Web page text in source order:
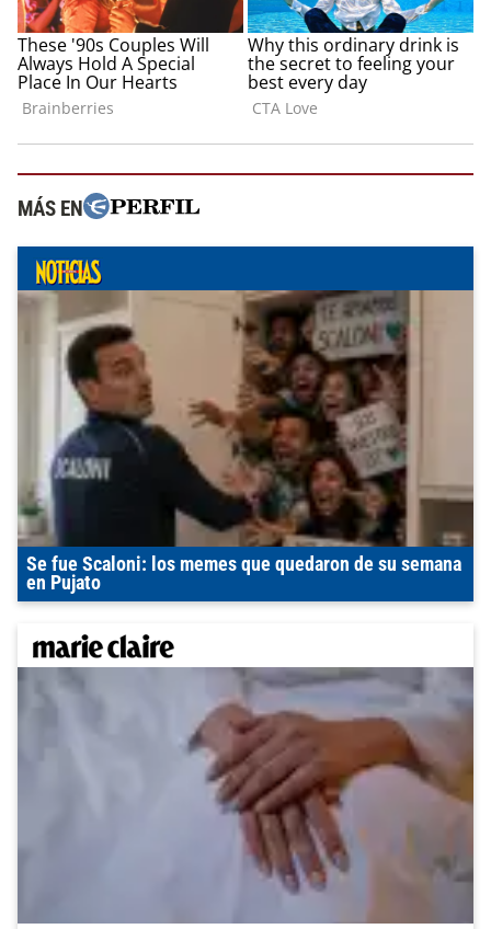
MÁS EN
Se fue Scaloni: los memes que quedaron de su semana
en Pujato